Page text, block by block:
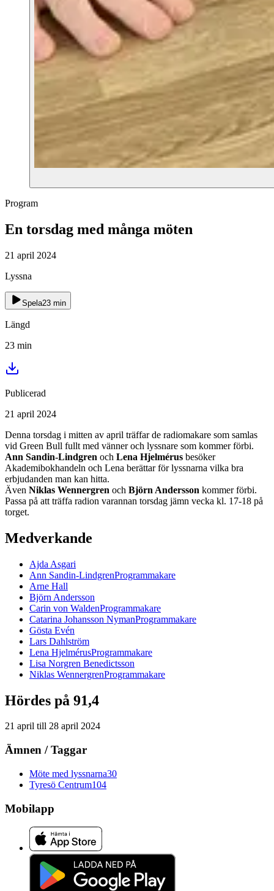
Program
En torsdag med många möten
21 april 2024
Lyssna
Spela23 min
Längd
23 min
Publicerad
21 april 2024
Denna torsdag i mitten av april träffar de radiomakare som samlas
vid Green Bull fullt med vänner och lyssnare som kommer förbi.
Ann Sandin-Lindgren och Lena Hjelmérus besöker
Akademibokhandeln och Lena berättar för lyssnarna vilka bra
erbjudanden man kan hitta.
Även Niklas Wennergren och Björn Andersson kommer förbi.
Passa på att träffa radion varannan torsdag jämn vecka kl. 17-18 på
torget.
Medverkande
Ajda Asgari
Ann Sandin-LindgrenProgrammakare
Arne Hall
Björn Andersson
Carin von WaldenProgrammakare
Catarina Johansson NymanProgrammakare
Gösta Evén
Lars Dahlström
Lena HjelmérusProgrammakare
Lisa Norgren Benedictsson
Niklas WennergrenProgrammakare
Hördes på 91,4
21 april till 28 april 2024
Ämnen / Taggar
Möte med lyssnarna30
Tyresö Centrum104
Mobilapp